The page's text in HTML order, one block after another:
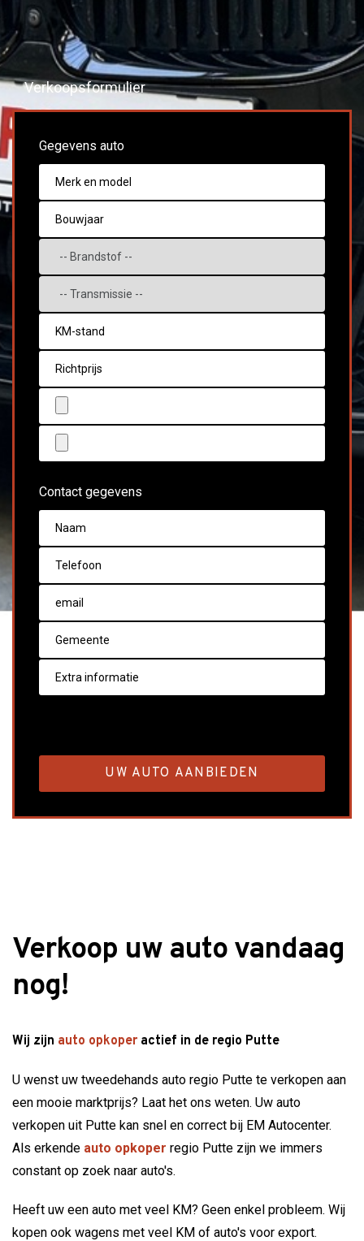
Verkoopsformulier
Gegevens auto
Contact gegevens
Verkoop uw auto vandaag
nog!
Wij zijn auto opkoper actief in de regio Putte
U wenst uw tweedehands auto regio Putte te verkopen aan
een mooie marktprijs? Laat het ons weten. Uw auto
verkopen uit Putte kan snel en correct bij EM Autocenter.
Als erkende auto opkoper regio Putte zijn we immers
constant op zoek naar auto's.
Heeft uw een auto met veel KM? Geen enkel probleem. Wij
kopen ook wagens met veel KM of auto's voor export.